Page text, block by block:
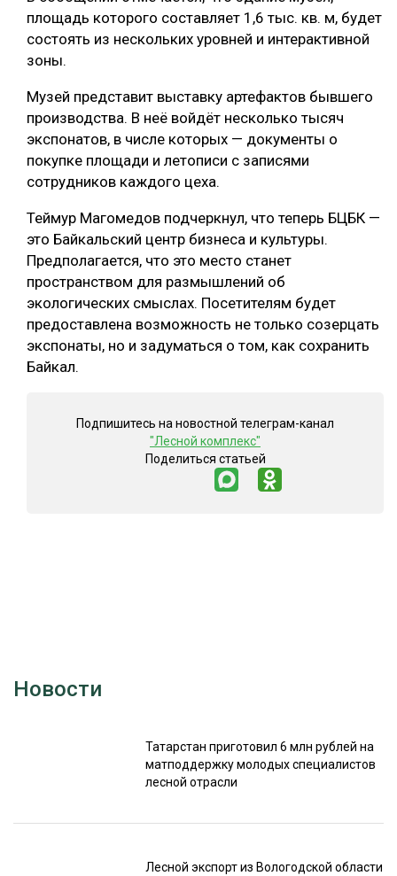
МЕБЕЛЬНОЕ ПРОИЗВОДСТВО
площадь которого составляет 1,6 тыс. кв. м, будет
состоять из нескольких уровней и интерактивной
зоны.
Музей представит выставку артефактов бывшего
производства. В неё войдёт несколько тысяч
экспонатов, в числе которых — документы о
покупке площади и летописи с записями
сотрудников каждого цеха.
Теймур Магомедов подчеркнул, что теперь БЦБК —
это Байкальский центр бизнеса и культуры.
Предполагается, что это место станет
пространством для размышлений об
экологических смыслах. Посетителям будет
предоставлена возможность не только созерцать
экспонаты, но и задуматься о том, как сохранить
Байкал.
Подпишитесь на новостной телеграм-канал
"Лесной комплекс"
Поделиться статьей
Новости
Татарстан приготовил 6 млн рублей на
матподдержку молодых специалистов
лесной отрасли
Лесной экспорт из Вологодской области